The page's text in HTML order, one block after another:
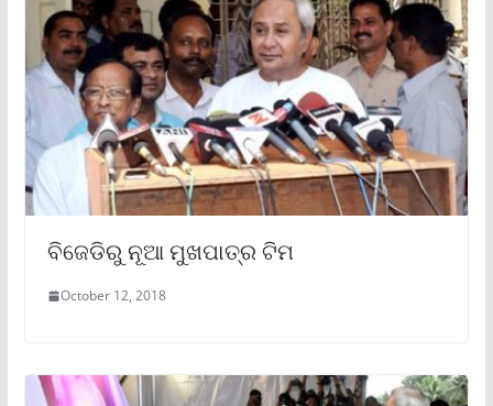
ବିଜେଡିରୁ ନୂଆ ମୁଖପାତ୍ର ଟିମ
October 12, 2018